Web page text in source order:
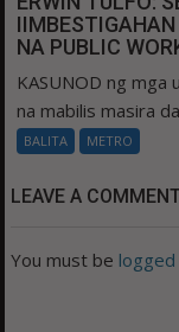
NA PUBLIC
KASUNOD ng
na mabilis masira
BALITA METRO
LEAVE A
You must be logged